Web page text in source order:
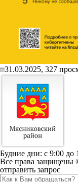
31.03.2025, 327
Будние дни: c 9:00 до
Все права защищены
отправить запрос